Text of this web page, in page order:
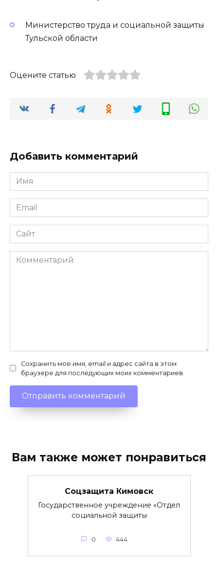
Министерство труда и социальной защиты
Тульской области
Оцените статью
Добавить комментарий
Имя
*
Email
*
Сайт
Комментарий
Сохранить моё имя, email и адрес сайта в этом
браузере для последующих моих комментариев.
Вам также может понравиться
Соцзащита Кимовск
Государственное учреждение «Отдел
социальной защиты
0 444